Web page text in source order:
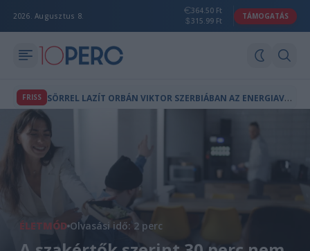
2026. Augusztus 8.
364.50 Ft
315.99 Ft
TÁMOGATÁS
FRISS S
ÖRREL LAZÍT ORBÁN VIKTOR SZERBIÁBAN AZ ENERGIAVÁLSÁG ALATT
ÉLETMÓD Olvasási idő: 2 perc